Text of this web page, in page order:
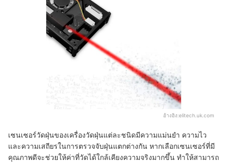
อ้างอิง:elitech.uk.com
เซนเซอร์วัดฝุ่นของเครื่องวัดฝุ่นแต่ละชนิดมีความแม่นยำ ความไว
และความเสถียรในการตรวจจับฝุ่นแตกต่างกัน หากเลือกเซนเซอร์ที่มี
คุณภาพดีจะช่วยให้ค่าที่วัดได้ใกล้เคียงความจริงมากขึ้น ทำให้สามารถ